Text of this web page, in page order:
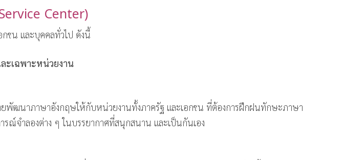
Center)
กชน และบุคคลทั่วไป ดังนี้
ะเฉพาะหน่วยงาน
ยพัฒนาภาษาอังกฤษให้กับหน่วยงานทั้งภาครัฐ และเอกชน ที่ต้องการฝึกฝนทักษะภาษา
ณ์จำลองต่าง ๆ ในบรรยากาศที่สนุกสนาน และเป็นกันเอง